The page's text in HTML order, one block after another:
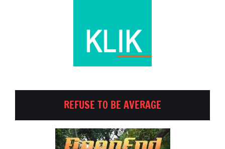
REFUSE TO BE AVERAGE